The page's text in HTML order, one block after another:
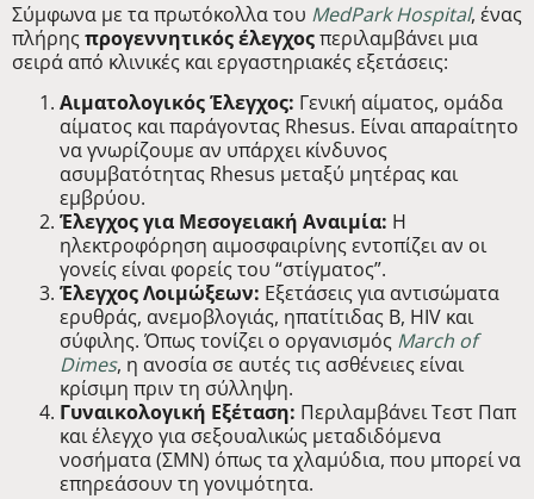
Σύμφωνα με τα πρωτόκολλα του MedPark Hospital, ένας
πλήρηςπρογεννητικός έλεγχοςπεριλαμβάνει μια
σειρά από κλινικές και εργαστηριακές εξετάσεις:
Αιματολογικός Έλεγχος: Γενική αίματος, ομάδα
αίματος και παράγοντας Rhesus. Είναι απαραίτητο
να γνωρίζουμε αν υπάρχει κίνδυνος
ασυμβατότητας Rhesus μεταξύ μητέρας και
εμβρύου.
Έλεγχος για Μεσογειακή Αναιμία: Η
ηλεκτροφόρηση αιμοσφαιρίνης εντοπίζει αν οι
γονείς είναι φορείς του “στίγματος”.
Έλεγχος Λοιμώξεων: Εξετάσεις για αντισώματα
ερυθράς, ανεμοβλογιάς, ηπατίτιδας Β, HIV και
σύφιλης. Όπως τονίζει ο οργανισμός March of
Dimes, η ανοσία σε αυτές τις ασθένειες είναι
κρίσιμη πριν τη σύλληψη.
Γυναικολογική Εξέταση: Περιλαμβάνει Τεστ Παπ
και έλεγχο για σεξουαλικώς μεταδιδόμενα
νοσήματα (ΣΜΝ) όπως τα χλαμύδια, που μπορεί να
επηρεάσουν τη γονιμότητα.